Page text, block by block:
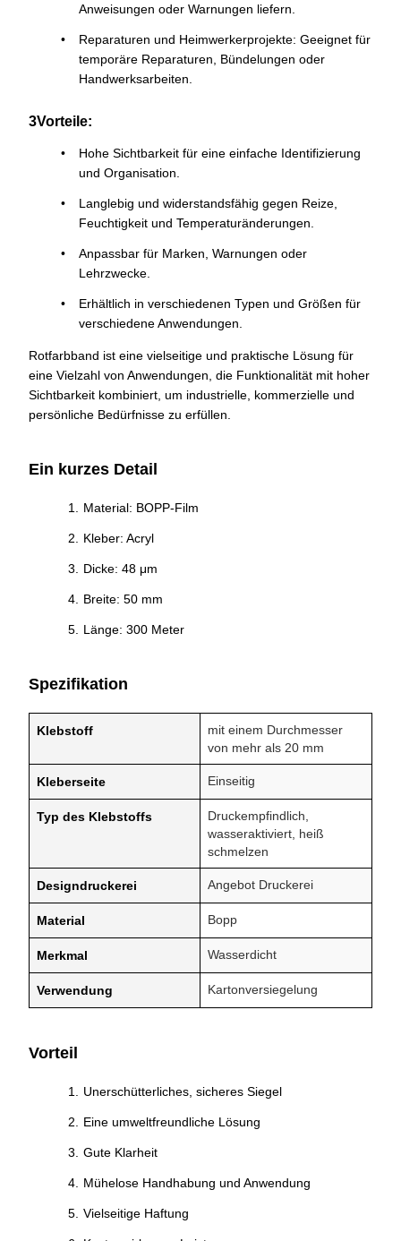
Anweisungen oder Warnungen liefern.
Reparaturen und Heimwerkerprojekte: Geeignet für
temporäre Reparaturen, Bündelungen oder
Handwerksarbeiten.
3Vorteile:
Hohe Sichtbarkeit für eine einfache Identifizierung
und Organisation.
Langlebig und widerstandsfähig gegen Reize,
Feuchtigkeit und Temperaturänderungen.
Anpassbar für Marken, Warnungen oder
Lehrzwecke.
Erhältlich in verschiedenen Typen und Größen für
verschiedene Anwendungen.
Rotfarbband ist eine vielseitige und praktische Lösung für
eine Vielzahl von Anwendungen, die Funktionalität mit hoher
Sichtbarkeit kombiniert, um industrielle, kommerzielle und
persönliche Bedürfnisse zu erfüllen.
Ein kurzes Detail
Material: BOPP-Film
Kleber: Acryl
Dicke: 48 μm
Breite: 50 mm
Länge: 300 Meter
Spezifikation
Klebstoff
mit einem Durchmesser
von mehr als 20 mm
Kleberseite Einseitig
Typ des Klebstoffs
Druckempfindlich,
wasseraktiviert, heiß
schmelzen
Designdruckerei Angebot Druckerei
Material Bopp
Merkmal Wasserdicht
Verwendung Kartonversiegelung
Vorteil
Unerschütterliches, sicheres Siegel
Eine umweltfreundliche Lösung
Gute Klarheit
Mühelose Handhabung und Anwendung
Vielseitige Haftung